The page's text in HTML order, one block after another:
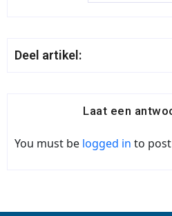
Deel artikel:
Laat een
You must be logged in to